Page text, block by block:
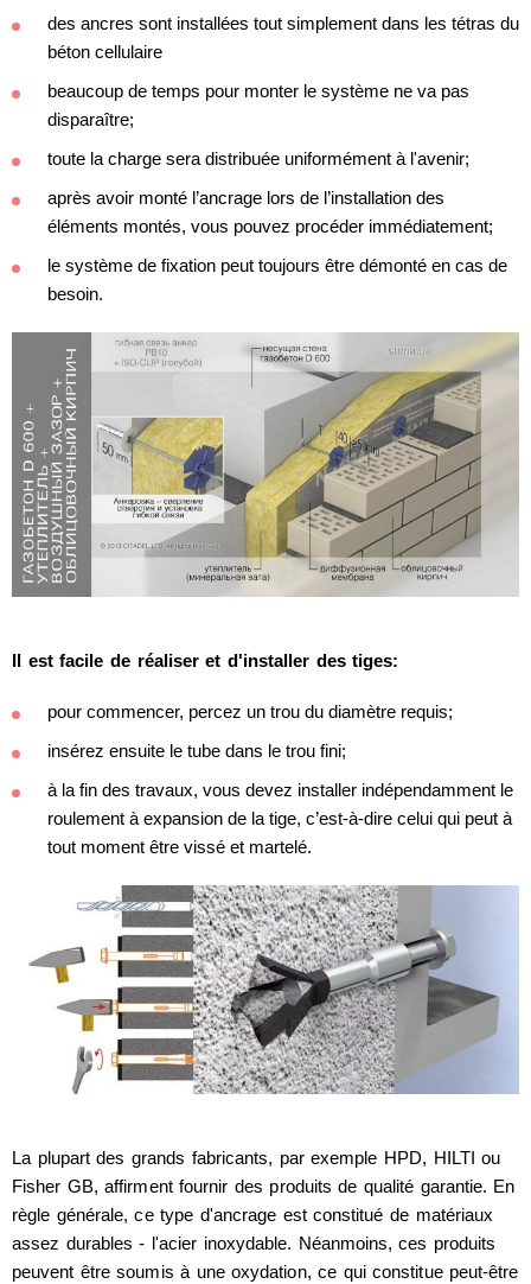
des ancres sont installées tout simplement dans les tétras du
béton cellulaire
beaucoup de temps pour monter le système ne va pas
disparaître;
toute la charge sera distribuée uniformément à l'avenir;
après avoir monté l’ancrage lors de l’installation des
éléments montés, vous pouvez procéder immédiatement;
le système de fixation peut toujours être démonté en cas de
besoin.
Il est facile de réaliser et d'installer des tiges:
pour commencer, percez un trou du diamètre requis;
insérez ensuite le tube dans le trou fini;
à la fin des travaux, vous devez installer indépendamment le
roulement à expansion de la tige, c’est-à-dire celui qui peut à
tout moment être vissé et martelé.
La plupart des grands fabricants, par exemple HPD, HILTI ou
Fisher GB, affirment fournir des produits de qualité garantie. En
règle générale, ce type d'ancrage est constitué de matériaux
assez durables - l'acier inoxydable. Néanmoins, ces produits
peuvent être soumis à une oxydation, ce qui constitue peut-être